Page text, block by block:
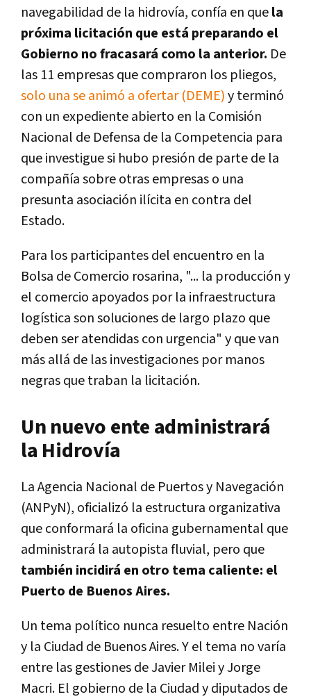
navegabilidad de la hidrovía, confía en quela
próxima licitación que está preparando el
Gobierno no fracasará como la anterior. De
las 11 empresas que compraron los pliegos,
solo una se animó a ofertar (DEME)y terminó
con un expediente abierto en la Comisión
Nacional de Defensa de la Competencia para
que investigue si hubo presión de parte de la
compañía sobre otras empresas o una
presunta asociación ilícita en contra del
Estado.
Para los participantes del encuentro en la
Bolsa de Comercio rosarina, "... la producción y
el comercio apoyados por la infraestructura
logística son soluciones de largo plazo que
deben ser atendidas con urgencia" y que van
más allá de las investigaciones por manos
negras que traban la licitación.
Un nuevo ente administrará
la Hidrovía
La Agencia Nacional de Puertos y Navegación
(ANPyN), oficializó la estructura organizativa
que conformará la oficina gubernamental que
administrará la autopista fluvial, pero que
también incidirá en otro tema caliente: el
Puerto de Buenos Aires.
Un tema político nunca resuelto entre Nación
y la Ciudad de Buenos Aires. Y el tema no varía
entre las gestiones de Javier Milei y Jorge
Macri. El gobierno de la Ciudadydiputados de